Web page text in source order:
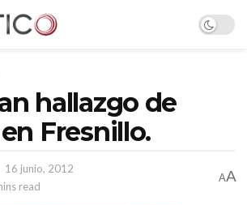
hallazgo de
Fresnillo.
16 junio, 2012
read
AA